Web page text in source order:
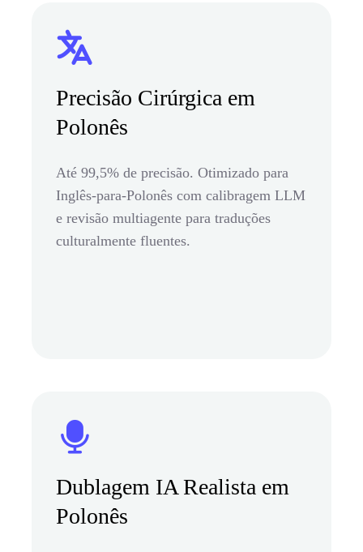
Precisão Cirúrgica em
Polonês
Até 99,5% de precisão. Otimizado para
Inglês-para-Polonês com calibragem LLM
e revisão multiagente para traduções
culturalmente fluentes.
Dublagem IA Realista em
Polonês